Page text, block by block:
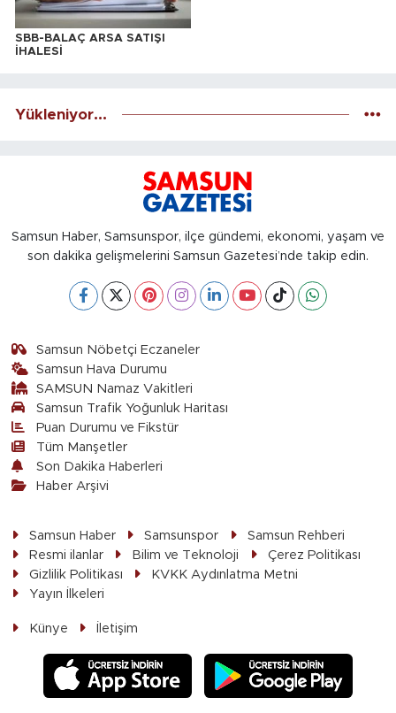
SBB-BALAÇ ARSA SATIŞI
İHALESİ
Yükleniyor...
Samsun Haber, Samsunspor, ilçe gündemi, ekonomi, yaşam ve
son dakika gelişmelerini Samsun Gazetesi’nde takip edin.
Samsun Nöbetçi Eczaneler
Samsun Hava Durumu
SAMSUN Namaz Vakitleri
Samsun Trafik Yoğunluk Haritası
Puan Durumu ve Fikstür
Tüm Manşetler
Son Dakika Haberleri
Haber Arşivi
Samsun Haber Samsunspor
Samsun Rehberi
Resmi ilanlar
Bilim ve Teknoloji
Çerez Politikası
Gizlilik Politikası
KVKK Aydınlatma Metni
Yayın İlkeleri
Künye İletişim